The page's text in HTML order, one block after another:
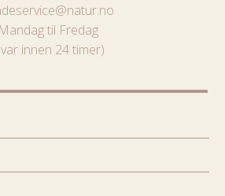
Mandag til Fredag
innen 24 timer)